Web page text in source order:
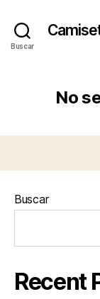
Buscar
No
Buscar
Recent